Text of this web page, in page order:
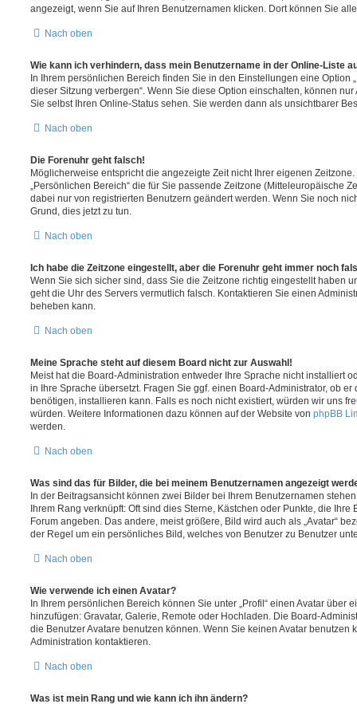
angezeigt, wenn Sie auf Ihren Benutzernamen klicken. Dort können Sie
Nach oben
Wie kann ich verhindern, dass mein Benutzername in der Online-Liste
In Ihrem persönlichen Bereich finden Sie in den Einstellungen eine Option
dieser Sitzung verbergen“. Wenn Sie diese Option einschalten, können
Sie selbst Ihren Online-Status sehen. Sie werden dann als unsichtbarer
Nach oben
Die Forenuhr geht falsch!
Möglicherweise entspricht die angezeigte Zeit nicht Ihrer eigenen
„Persönlichen Bereich“ die für Sie passende Zeitzone (Mitteleuropäische
dabei nur von registrierten Benutzern geändert werden. Wenn Sie noch
Grund, dies jetzt zu tun.
Nach oben
Ich habe die Zeitzone eingestellt, aber die Forenuhr geht immer noch
Wenn Sie sich sicher sind, dass Sie die Zeitzone richtig eingestellt haben
geht die Uhr des Servers vermutlich falsch. Kontaktieren Sie einen
beheben kann.
Nach oben
Meine Sprache steht auf diesem Board nicht zur Auswahl!
Meist hat die Board-Administration entweder Ihre Sprache nicht installiert
in Ihre Sprache übersetzt. Fragen Sie ggf. einen Board-Administrator, ob er
benötigen, installieren kann. Falls es noch nicht existiert, würden wir uns
würden. Weitere Informationen dazu können auf der Website von phpBB
werden.
Nach oben
Was sind das für Bilder, die bei meinem Benutzernamen angezeigt
In der Beitragsansicht können zwei Bilder bei Ihrem Benutzernamen
Ihrem Rang verknüpft: Oft sind dies Sterne, Kästchen oder Punkte, die Ihre
Forum angeben. Das andere, meist größere, Bild wird auch als „Avatar“
der Regel um ein persönliches Bild, welches von Benutzer zu Benutzer
Nach oben
Wie verwende ich einen Avatar?
In Ihrem persönlichen Bereich können Sie unter „Profil“ einen Avatar über
hinzufügen: Gravatar, Galerie, Remote oder Hochladen. Die Board-
die Benutzer Avatare benutzen können. Wenn Sie keinen Avatar benutzen
Administration kontaktieren.
Nach oben
Was ist mein Rang und wie kann ich ihn ändern?